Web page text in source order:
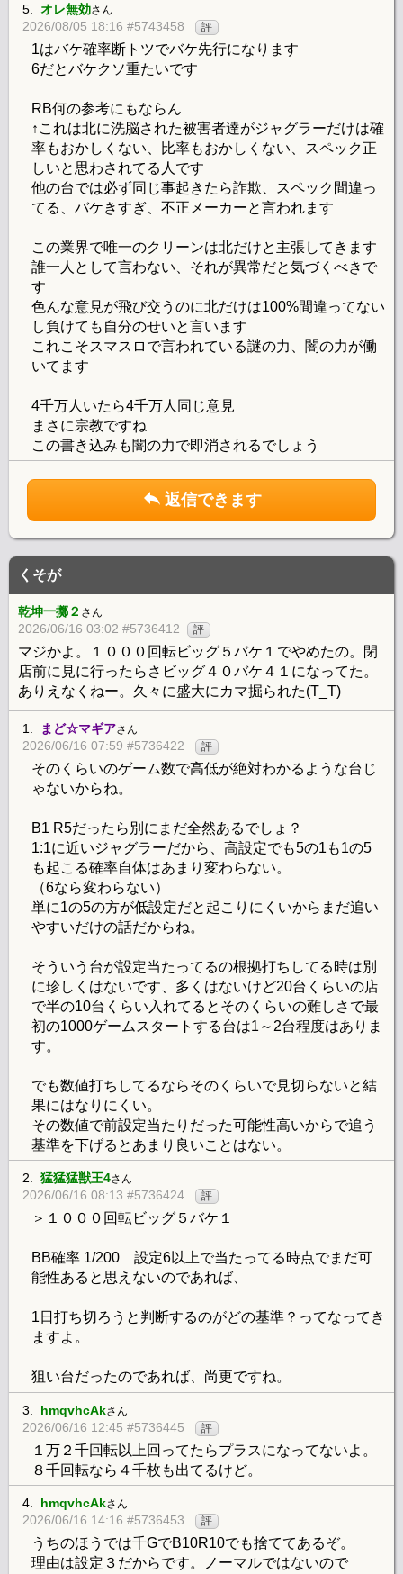
5. オレ無効さん
2026/08/05 18:16 #5743458 評
1はバケ確率断トツでバケ先行になります
6だとバケクソ重たいです
RB何の参考にもならん
↑これは北に洗脳された被害者達がジャグラーだけは確
率もおかしくない、比率もおかしくない、スペック正
しいと思わされてる人です
他の台では必ず同じ事起きたら詐欺、スペック間違っ
てる、バケきすぎ、不正メーカーと言われます
この業界で唯一のクリーンは北だけと主張してきます
誰一人として言わない、それが異常だと気づくべきで
す
色んな意見が飛び交うのに北だけは100%間違ってない
し負けても自分のせいと言います
これこそスマスロで言われている謎の力、闇の力が働
いてます
4千万人いたら4千万人同じ意見
まさに宗教ですね
この書き込みも闇の力で即消されるでしょう
返信できます
くそが
乾坤一擲２ さん
2026/06/16 03:02 #5736412 評
マジかよ。１０００回転ビッグ５バケ１でやめたの。閉
店前に見に行ったらさビッグ４０バケ４１になってた。
ありえなくねー。久々に盛大にカマ掘られた(T_T)
1. まど☆マギアさん
2026/06/16 07:59 #5736422 評
そのくらいのゲーム数で高低が絶対わかるような台じ
ゃないからね。
B1 R5だったら別にまだ全然あるでしょ？
1:1に近いジャグラーだから、高設定でも5の1も1の5
も起こる確率自体はあまり変わらない。
（6なら変わらない）
単に1の5の方が低設定だと起こりにくいからまだ追い
やすいだけの話だからね。
そういう台が設定当たってるの根拠打ちしてる時は別
に珍しくはないです、多くはないけど20台くらいの店
で半の10台くらい入れてるとそのくらいの難しさで最
初の1000ゲームスタートする台は1～2台程度はありま
す。
でも数値打ちしてるならそのくらいで見切らないと結
果にはなりにくい。
その数値で前設定当たりだった可能性高いからで追う
基準を下げるとあまり良いことはない。
2. 猛猛猛獣王4さん
2026/06/16 08:13 #5736424 評
＞１０００回転ビッグ５バケ１
BB確率 1/200 設定6以上で当たってる時点でまだ可
能性あると思えないのであれば、
1日打ち切ろうと判断するのがどの基準？ってなってき
ますよ。
狙い台だったのであれば、尚更ですね。
3. hmqvhcAkさん
2026/06/16 12:45 #5736445 評
１万２千回転以上回ってたらプラスになってないよ。
８千回転なら４千枚も出てるけど。
4. hmqvhcAkさん
2026/06/16 14:16 #5736453 評
うちのほうでは千GでB10R10でも捨ててあるぞ。
理由は設定３だからです。ノーマルではないので